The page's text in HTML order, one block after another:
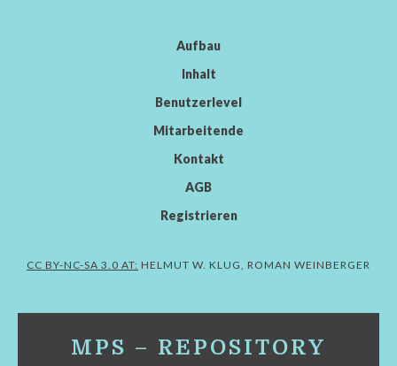
Aufbau
Inhalt
Benutzerlevel
Mitarbeitende
Kontakt
AGB
Registrieren
CC BY-NC-SA 3.0 AT: HELMUT W. KLUG, ROMAN WEINBERGER
MPS – REPOSITORY